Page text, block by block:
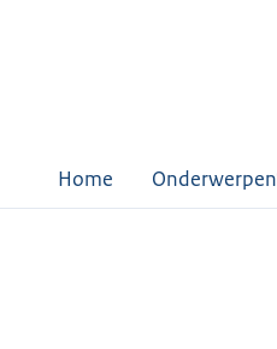
Home Onderwerpen